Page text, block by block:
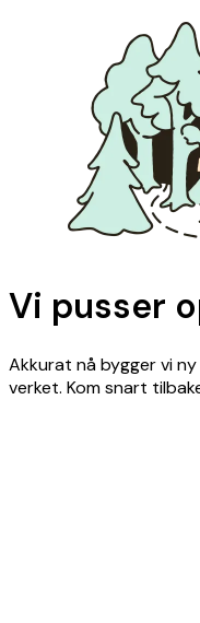
Vi pusser
Akkurat nå bygger vi
verket. Kom snart